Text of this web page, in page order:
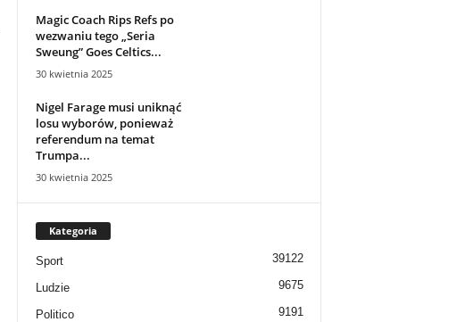
Magic Coach Rips Refs po
wezwaniu tego „Seria
Sweung” Goes Celtics...
30 kwietnia 2025
Nigel Farage musi uniknąć
losu wyborów, ponieważ
referendum na temat
Trumpa...
30 kwietnia 2025
Kategoria
Sport 39122
Ludzie 9675
Politico 9191